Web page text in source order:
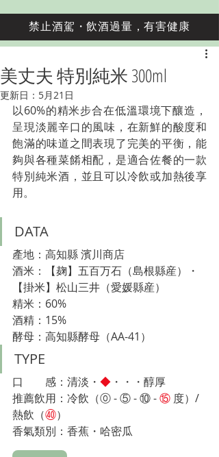
禁止酒駕・飲酒過量，有害健康
美丈夫 特別純米 300ml
更新日： 5月21日
以60%的精米步合在低溫環境下釀造，
呈現淡麗辛口的風味，在新鮮的酸度和
飽滿的味道之間表現了完美的平衡，能
夠與各種菜餚相配，是適合佐餐的一款
特別純米酒，並且可以冷飲或加熱後享
用。
DATA
產地：高知縣 濱川商店
酒米：【麹】五百万石（島根縣産）・
【掛米】松山三井（愛媛縣産）
精米：60%
酒精：15%
酵母：高知縣酵母（AA-41）
TYPE
口　　感：清淡・ ◆ ・・・醇厚
推薦飲用：冷飲（⓪ - ⑤ - ⑩- ⑮ 度）/
熱飲（㊵）
香氣類別：香蕉・哈密​​瓜